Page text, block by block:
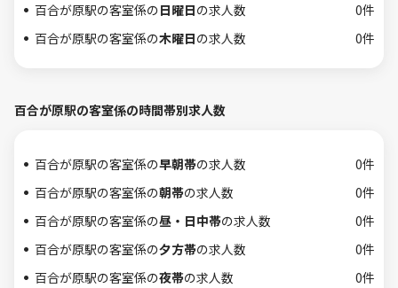
百合が原駅の客室係の日曜日の求人数
0件
百合が原駅の客室係の木曜日の求人数 0件
百合が原駅の客室係の時間帯別求人数
百合が原駅の客室係の早朝帯の求人数
0件
百合が原駅の客室係の朝帯の求人数
0件
百合が原駅の客室係の昼・日中帯の求人数
0件
百合が原駅の客室係の夕方帯の求人数
0件
百合が原駅の客室係の夜帯の求人数
0件